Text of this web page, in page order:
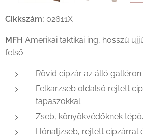
Cikkszám: 02611X
MFH Amerikai taktikai ing, hosszú
felső
Rövid cipzár az álló galléron
Felkarzseb oldalsó rejtett
tapaszokkal.
Zseb, könyökvédőknek
Hónaljzseb, rejtett cipzárral